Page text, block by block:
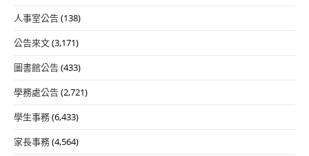
人事室公告(138)
公告來文(3,171)
圖書館公告(433)
學務處公告(2,721)
學生事務(6,433)
家長事務(4,564)